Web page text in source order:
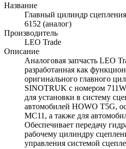
Название
Главный цилиндр
6152 (аналог)
Производитель
LEO Trade
Описание
Аналоговая запчасть LEO
разработанная как
оригинального главного
SINOTRUK с номером
для установки в систему
автомобилей HOWO T5G,
MC11, а также для
Обеспечивает передачу
рабочему цилиндру
управления системой